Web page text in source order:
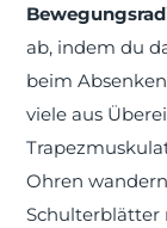
ab, indem du
beim
viele aus
Ohren
Schulterblätter